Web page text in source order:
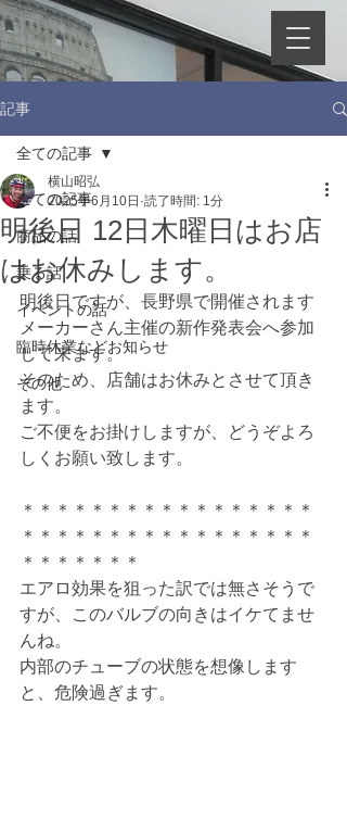
記事
全ての記事
商品の話
乗る話
イベントの話
臨時休業などお知らせ
その他
全ての記事
明後日 12日木曜日はお店
はお休みします。
横山昭弘
2025年6月10日 読了時間: 1分
明後日ですが、長野県で開催されます
メーカーさん主催の新作発表会へ参加
して来ます。
そのため、店舗はお休みとさせて頂き
ます。
ご不便をお掛けしますが、どうぞよろ
しくお願い致します。
＊＊＊＊＊＊＊＊＊＊＊＊＊＊＊＊＊
＊＊＊＊＊＊＊＊＊＊＊＊＊＊＊＊＊
＊＊＊＊＊＊＊
エアロ効果を狙った訳では無さそうで
すが、このバルブの向きはイケてませ
んね。
内部のチューブの状態を想像します
と、危険過ぎます。